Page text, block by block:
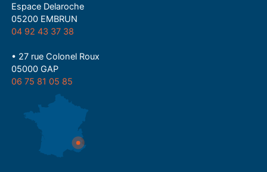
Espace Delaroche
05200 EMBRUN
04 92 43 37 38
• 27 rue Colonel Roux
05000 GAP
06 75 81 05 85